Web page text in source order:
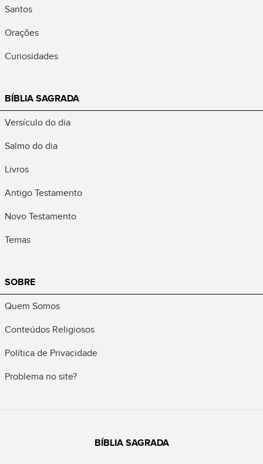
Santos
Orações
Curiosidades
BÍBLIA SAGRADA
Versículo do dia
Salmo do dia
Livros
Antigo Testamento
Novo Testamento
Temas
SOBRE
Quem Somos
Conteúdos Religiosos
Política de Privacidade
Problema no site?
BÍBLIA SAGRADA